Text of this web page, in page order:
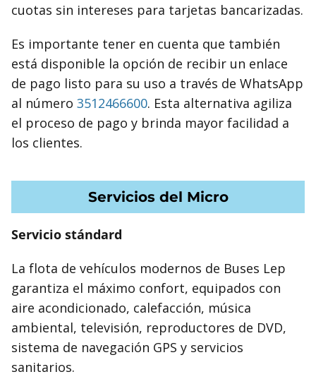
cuotas sin intereses para tarjetas bancarizadas.
Es importante tener en cuenta que también
está disponible la opción de recibir un enlace
de pago listo para su uso a través de WhatsApp
al número 3512466600. Esta alternativa agiliza
el proceso de pago y brinda mayor facilidad a
los clientes.
Servicios del Micro
Servicio stándard
La flota de vehículos modernos de Buses Lep
garantiza el máximo confort, equipados con
aire acondicionado, calefacción, música
ambiental, televisión, reproductores de DVD,
sistema de navegación GPS y servicios
sanitarios.